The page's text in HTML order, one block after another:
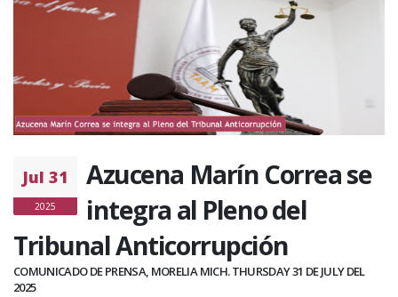
Jul 31
2025
Azucena Marín Correa se
integra al Pleno del
Tribunal Anticorrupción
COMUNICADO DE PRENSA, MORELIA MICH. THURSDAY 31 DE JULY DEL
2025